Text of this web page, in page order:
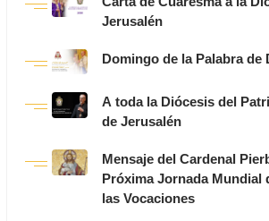
Jerusalén
Domingo de la Palabra de
A toda la Diócesis del
de Jerusalén
Mensaje del Cardenal
Próxima Jornada
las Vocaciones